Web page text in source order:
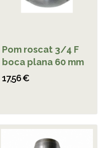
Pom roscat 3/4 F
boca plana 60 mm
17,56 €